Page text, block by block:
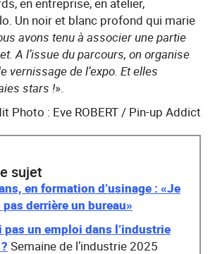
Un noir et blanc profond qui marie
avons tenu à associer une partie
A l’issue du parcours, on organise
vernissage de l’expo. Et elles
stars !».
Photo : Eve ROBERT / Pin-up Addict
sujet
en formation d’usinage : «Je
derrière un bureau»
pas un emploi dans l’industrie
Semaine de l’industrie 2025